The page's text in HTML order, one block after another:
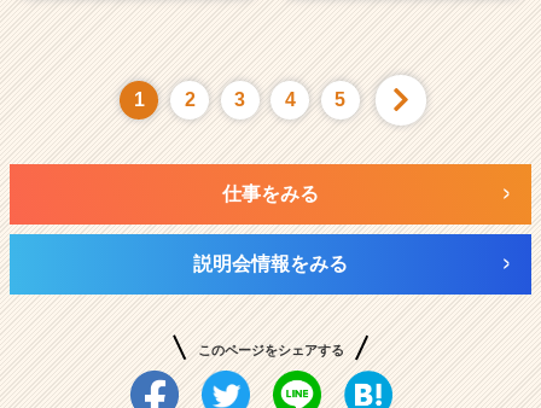
1 2 3 4 5
仕事をみる
説明会情報をみる
このページをシェアする